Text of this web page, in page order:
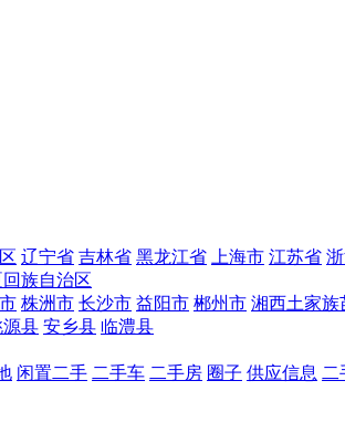
辽宁省 吉林省 黑龙江省 上海市 江苏省
族自治区
株洲市 长沙市 益阳市 郴州市 湘西土家族
源县 安乡县 临澧县
闲置二手 二手车 二手房 圈子 供应信息 二